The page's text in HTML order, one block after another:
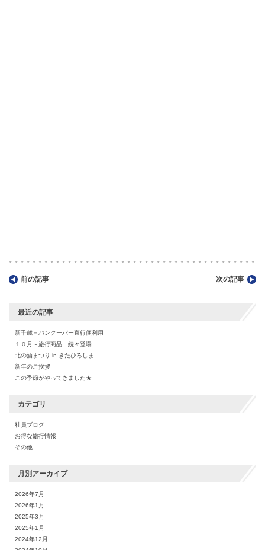
前の記事 次の記事
最近の記事
新千歳＝バンクーバー直行便利用
１０月～旅行商品 続々登場
北の酒まつり in きたひろしま
新年のご挨拶
この季節がやってきました★
カテゴリ
社員ブログ
お得な旅行情報
その他
月別アーカイブ
2026年7月
2026年1月
2025年3月
2025年1月
2024年12月